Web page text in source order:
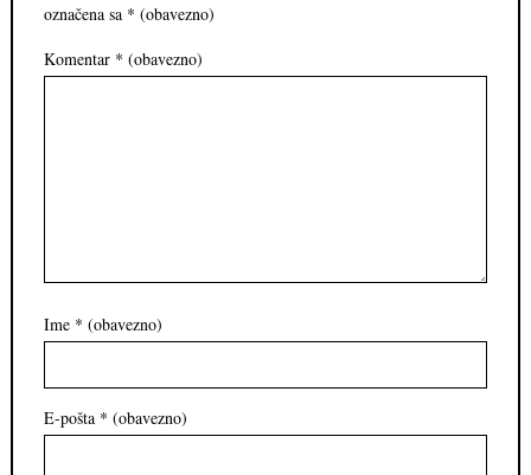
označena sa * (obavezno)
Komentar * (obavezno)
Ime * (obavezno)
E-pošta * (obavezno)